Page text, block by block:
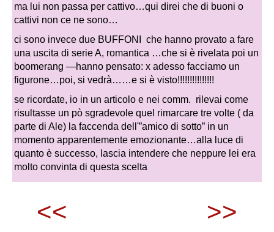
ma lui non passa per cattivo…qui direi che di buoni o
cattivi non ce ne sono…
ci sono invece due BUFFONI che hanno provato a fare
una uscita di serie A, romantica …che si è rivelata poi un
boomerang —hanno pensato: x adesso facciamo un
figurone…poi, si vedrà……e si è visto!!!!!!!!!!!!!!!
se ricordate, io in un articolo e nei comm. rilevai come
risultasse un pò sgradevole quel rimarcare tre volte ( da
parte di Ale) la faccenda dell'”amico di sotto” in un
momento apparentemente emozionante…alla luce di
quanto è successo, lascia intendere che neppure lei era
molto convinta di questa scelta
<< >>